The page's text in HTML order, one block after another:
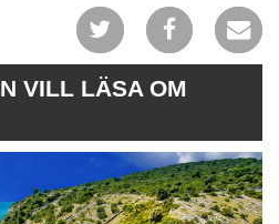
VILL LÄSA OM